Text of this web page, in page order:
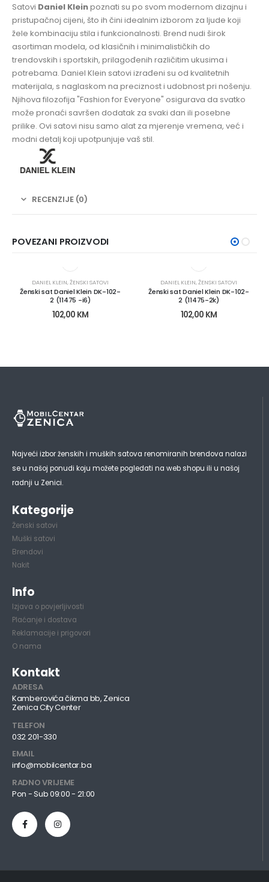
Satovi Daniel Kleinpoznati su po svom modernom dizajnu i
pristupačnoj cijeni, što ih čini idealnim izborom za ljude koji
žele kombinaciju stila i funkcionalnosti. Brend nudi širok
asortiman modela, od klasičnih i minimalističkih do
trendovskih i sportskih, prilagođenih različitim ukusima i
potrebama. Daniel Klein satovi izrađeni su od kvalitetnih
materijala, s naglaskom na preciznost i udobnost pri nošenju.
Njihova filozofija "Fashion for Everyone" osigurava da svatko
može pronaći savršen dodatak za svaki dan ili posebne
prilike. Ovi satovi nisu samo alat za mjerenje vremena, već i
modni detalj koji upotpunjuje vaš stil.
RECENZIJE (0)
POVEZANI PROIZVODI
DANIEL KLEIN,ŽENSKI SATOVI
Ženski sat Daniel Klein DK-102-
2 (11475 -i6)
102,00 KM
DANIEL KLEIN,ŽENSKI SATOVI
Ženski sat Daniel Klein DK-102-
2 (11475-2k)
102,00 KM
Najveći izbor ženskih i muških satova renomiranih brendova nalazi
se u našoj ponudi koju možete pogledati na web shopu ili u našoj
radnji u Zenici.
Kategorije
Ženski satovi
Muški satovi
Brendovi
Nakit
Info
Izjava o povjerljivosti
Plaćanje i dostava
Reklamacije i prigovori
O nama
Kontakt
ADRESA
Kamberovića čikma bb, Zenica
Zenica City Center
TELEFON
032 201-330
EMAIL
info@mobilcentar.ba
RADNO VRIJEME
Pon - Sub 09:00 - 21:00